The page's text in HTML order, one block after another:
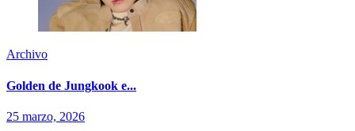
Archivo
Golden de Jungkook e...
25 marzo, 2026